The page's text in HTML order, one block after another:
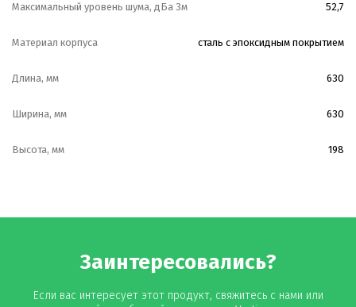
Максимальный уровень шума, дБа 3м 52,7
Материал корпуса сталь с эпоксидным покрытием
Длина, мм 630
Ширина, мм 630
Высота, мм 198
Заинтересовались?
Если вас интересует этот продукт, свяжитесь с нами или